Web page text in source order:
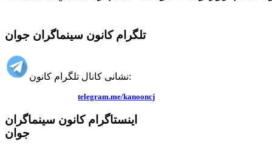
تلگرام کانون سینماگران جوان
نشانی کانال تلگرام کانون:
telegram.me/kanooncj
اینستاگرام کانون سینماگران
جوان